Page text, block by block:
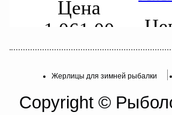
Жерлицы для зимней рыбалки
Copyright ©